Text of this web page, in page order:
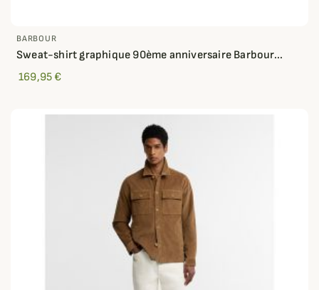
BARBOUR
Sweat-shirt graphique 90ème anniversaire Barbour...
169,95 €